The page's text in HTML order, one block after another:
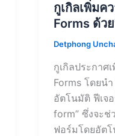
กูเกิลเพิ่มค
Forms ด้ว
Detphong
กูเกิลประกาศ
Forms โดยน
อัตโนมัติ ฟีเจ
form” ซึ่งจะช่
ฟอร์มโดยอัต